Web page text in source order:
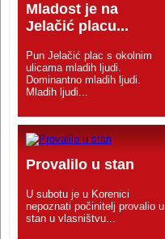
Mladost je na
Jelačić placu...
Pun Jelačić plac s okolnim
ulicama mladih ljudi.
Dominantno mladih ljudi.
Mladih ljudi...
Provalilo u stan
U subotu je u Korenici
nepoznati počinitelj provalio u
stan u vlasništvu...